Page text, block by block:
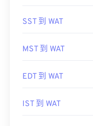
SST 到 WAT
MST 到 WAT
EDT 到 WAT
IST 到 WAT